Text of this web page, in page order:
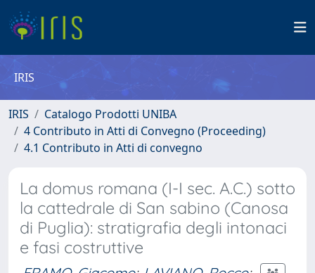
IRIS
IRIS
Catalogo Prodotti UNIBA
4 Contributo in Atti di Convegno (Proceeding)
4.1 Contributo in Atti di convegno
La domus romana (I-I sec. A.C.) sotto
la cattedrale di San sabino (Canosa
di Puglia): stratigrafia degli intonaci
e fasi costruttive